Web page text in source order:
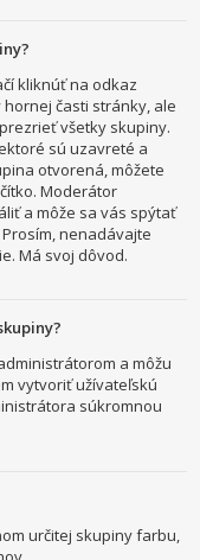
kliknúť na odkaz
časti stránky, ale
všetky skupiny.
sú uzavreté a
otvorená, môžete
Moderátor
a môže sa vás spýtať
nenadávajte
Má svoj dôvod.
a môžu
vytvoriť užívateľskú
súkromnou
určitej skupiny farbu,